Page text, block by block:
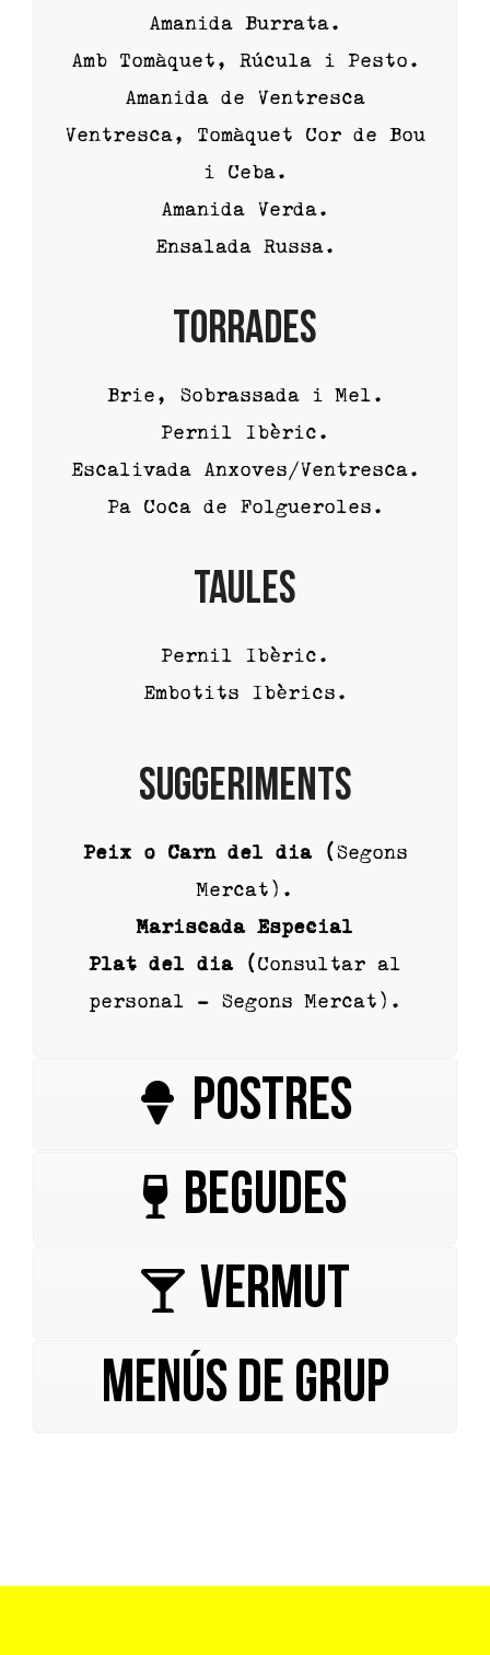
Amanida Burrata.
Amb Tomàquet, Rúcula i Pesto.
Amanida de Ventresca
Ventresca, Tomàquet Cor de Bou
i Ceba.
Amanida Verda.
Ensalada Russa.
TORRADES
Brie, Sobrassada i Mel.
Pernil Ibèric.
Escalivada Anxoves/Ventresca.
Pa Coca de Folgueroles.
TAULES
Pernil Ibèric.
Embotits Ibèrics.
SUGGERIMENTS
Peix o Carn del dia ( Segons
Mercat).
Mariscada Especial
Plat del dia ( Consultar al
personal – Segons Mercat).
POSTRES
BEGUDES
VERMUT
MENÚS DE GRUP